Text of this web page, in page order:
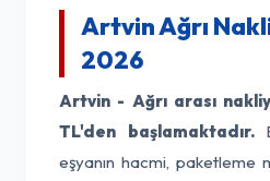
Artvin Ağrı
2026
Artvin - Ağrı arası
TL'den başlamaktadır.
eşyanın hacmi, paketleme